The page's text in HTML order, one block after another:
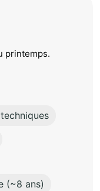
printemps.
(~8 ans)